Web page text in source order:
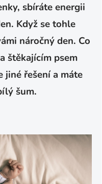
sbíráte energii
Když se tohle
náročný den. Co
štěkajícím psem
jiné řešení a máte
šum.